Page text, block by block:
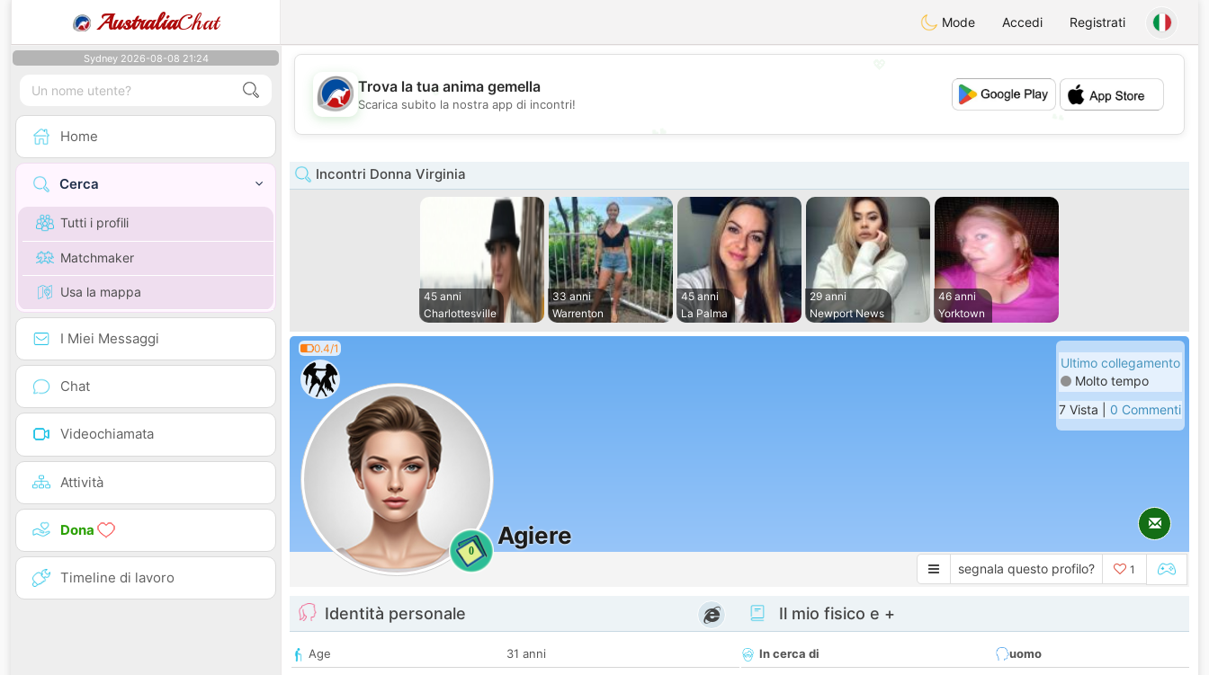
AustraliaChat Mode Accedi Registrati
Sydney 2026-08-08 21:24
Home
Cerca
Tutti i profili
Matchmaker
Usa la mappa
I Miei Messaggi
Chat
Videochiamata
Attività
Dona
Timeline di lavoro
💖
💕
Trova la tua anima gemella
Scarica subito la nostra app di incontri!
Incontri Donna Virginia
45 anni
Charlottesville
33 anni
Warrenton
45 anni
La Palma
29 anni
Newport News
46 anni
Yorktown
0.4/1
0
Agiere
Ultimo collegamento
Molto tempo
7 Vista | 0 Commenti
segnala questo profilo? 1
Identità personale
Age
31 anni
Il mio fisico e +
In cerca di
uomo